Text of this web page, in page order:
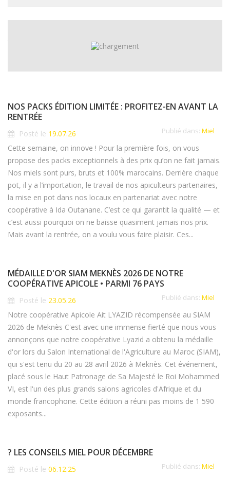
NOS PACKS ÉDITION LIMITÉE : PROFITEZ-EN AVANT LA
RENTRÉE
Publié dans: Miel
Posté le 19.07.26
Cette semaine, on innove ! Pour la première fois, on vous
propose des packs exceptionnels à des prix qu’on ne fait jamais.
Nos miels sont purs, bruts et 100% marocains. Derrière chaque
pot, il y a l’importation, le travail de nos apiculteurs partenaires,
la mise en pot dans nos locaux en partenariat avec notre
coopérative à Ida Outanane. C’est ce qui garantit la qualité — et
c’est aussi pourquoi on ne baisse quasiment jamais nos prix.
Mais avant la rentrée, on a voulu vous faire plaisir. Ces...
MÉDAILLE D'OR SIAM MEKNÈS 2026 DE NOTRE
COOPÉRATIVE APICOLE • PARMI 76 PAYS
Publié dans: Miel
Posté le 23.05.26
Notre coopérative Apicole Ait LYAZID récompensée au SIAM
2026 de Meknès C'est avec une immense fierté que nous vous
annonçons que notre coopérative Lyazid a obtenu la médaille
d'or lors du Salon International de l'Agriculture au Maroc (SIAM),
qui s'est tenu du 20 au 28 avril 2026 à Meknès. Cet événement,
placé sous le Haut Patronage de Sa Majesté le Roi Mohammed
VI, est l'un des plus grands salons agricoles d'Afrique et du
monde francophone. Cette édition a réuni pas moins de 1 590
exposants...
? LES CONSEILS MIEL POUR DÉCEMBRE
Publié dans: Miel
Posté le 06.12.25